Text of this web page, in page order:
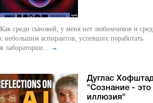
Как среди сыновей, у меня нет любимчиков и
с небольшим аспирантов, успевших поработать
в лаборатории... →
Дуглас
"Cознание - это
иллюзия"